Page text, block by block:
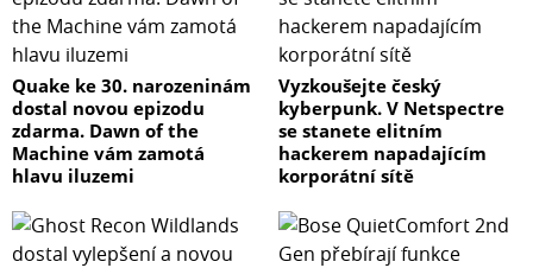
Quake ke 30. narozeninám
dostal novou epizodu
zdarma. Dawn of the
Machine vám zamotá
hlavu iluzemi
Vyzkoušejte český
kyberpunk. V Netspectre
se stanete elitním
hackerem napadajícím
korporátní sítě